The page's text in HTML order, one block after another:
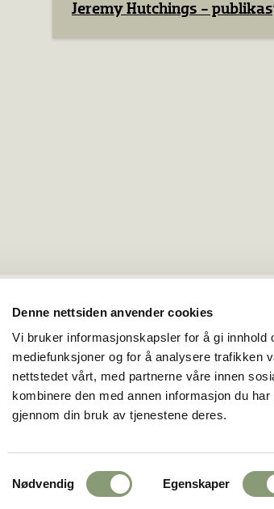
Denne nettsiden anvender cookies
Vi bruker informasjonskapsler for å gi
mediefunksjoner og for å analysere trafikken
nettstedet vårt, med partnerne våre innen
kombinere den med annen informasjon du
gjennom din bruk av tjenestene deres.
Samtykkevalg
Nødvendig Egenskaper
Jeremy Hutchings -